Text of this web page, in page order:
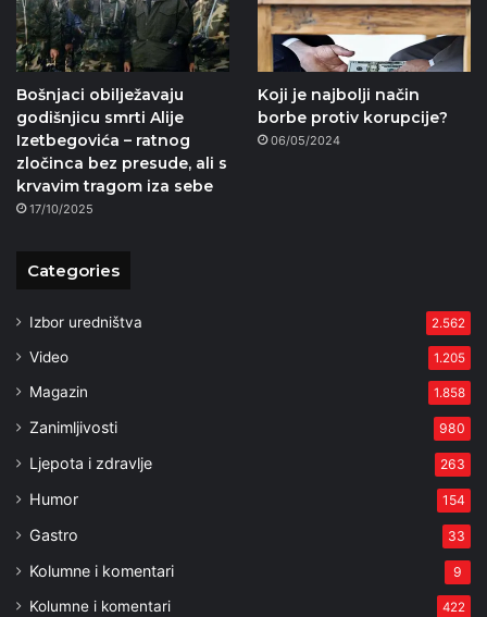
Bošnjaci obilježavaju
godišnjicu smrti Alije
Izetbegovića – ratnog
zločinca bez presude, ali s
krvavim tragom iza sebe
17/10/2025
Koji je najbolji način
borbe protiv korupcije?
06/05/2024
Categories
Izbor uredništva 2.562
Video 1.205
Magazin 1.858
Zanimljivosti 980
Ljepota i zdravlje 263
Humor 154
Gastro 33
Kolumne i komentari 9
Kolumne i komentari 422